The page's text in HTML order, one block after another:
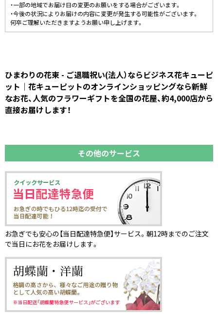
・一部の地域でお届け日の変更のお願いをする場合がございます。
・今後の状況によりお届けの内容に変更が発生する可能性がございます。
何卒ご理解いただきますようお願い申し上げます。
ひまわりの花束 - ご退職祝い(法人）ならビジネス花キューピ
ット｜花キューピットのオンラインショッピングなら新鮮
なお花、人気のフラワーギフトを全国の花屋、約4,000店から
直接お届けします！
その他のサービス
お急ぎでも安心の【当日配達特急便】サービス。朝12時までのご注文
で当日にお花をお届けします。